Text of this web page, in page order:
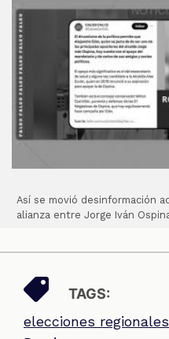
Así se movió desinformación
alianza entre Jorge Iván
TAGS:
elecciones regionales